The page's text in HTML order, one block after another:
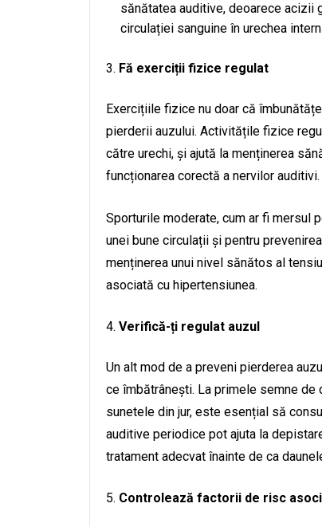
sănătatea auditive, deoarece acizii
circulației sanguine în urechea
Fă exerciții fizice regulat
Exercițiile fizice nu doar că
pierderii auzului. Activitățile fizice
către urechi, și ajută la menținerea
funcționarea corectă a nervilor auditivi.
Sporturile moderate, cum ar fi mersul
unei bune circulații și pentru
menținerea unui nivel sănătos al
asociată cu hipertensiunea.
Verifică-ți regulat auzul
Un alt mod de a preveni pierderea
ce îmbătrânești. La primele semne
sunetele din jur, este esențial să
auditive periodice pot ajuta la
tratament adecvat înainte de ca
Controlează factorii de risc